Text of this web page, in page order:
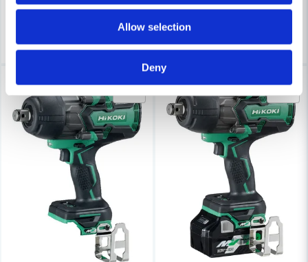
Allow selection
Deny
Finns i Webblager
3-7 arbetsdagar
-19% -13%